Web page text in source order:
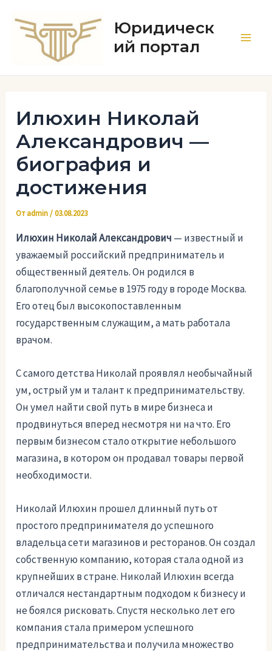
содержимому
Юридическ
ий портал
Илюхин Николай
Александрович —
биография и
достижения
Отadmin/03.08.2023
Илюхин Николай Александрович — известный и
уважаемый российский предприниматель и
общественный деятель. Он родился в
благополучной семье в 1975 году в городе Москва.
Его отец был высокопоставленным
государственным служащим, а мать работала
врачом.
С самого детства Николай проявлял необычайный
ум, острый ум и талант к предпринимательству.
Он умел найти свой путь в мире бизнеса и
продвинуться вперед несмотря ни на что. Его
первым бизнесом сталo открытие небольшого
магазина, в котором он продавал товары первой
необходимости.
Николай Илюхин прошел длинный путь от
простого предпринимателя до успешного
владельца сети магазинов и ресторанов. Он создал
собственную компанию, которая стала одной из
крупнейших в стране. Николай Илюхин всегда
отличался нестандартным подходом к бизнесу и
не боялся рисковать. Спустя несколько лет его
компания стала примером успешного
предпринимательства и получила множество